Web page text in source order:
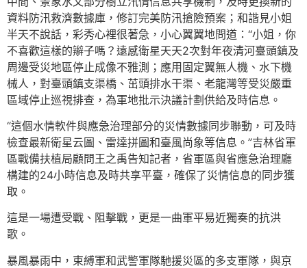
資料防汛救濟數據庫，修訂完美防汛搶險預案；和諧見小姐
半天不說話，彩秀心裡很著急，小心翼翼地問道：“小姐，你
不喜歡這樣的辮子嗎？遠感衛星天天2次對年夜清河臺頭鎮及
周邊受災地區停止成像不雅測；應用固定翼無人機、水下機
械人，對臺頭鎮支渠橋、茁頭排水干渠、老龍灣等受災嚴重
區域停止巡視排查，為軍地批示決議計劃供給及時信息。
“這個水情軟件與應急治理部分的災情數據同步聯動，可及時
檢查最新衛星云圖、雷達拼圖和臺風尚象等信息。”吉林省軍
區戰備扶植局顧問王之禹告知記者，省軍區與省應急治理廳
構建的24小時信息及時共享平臺，確保了災情信息的同步獲
取。
這是一場遭受戰、阻擊戰，更是一曲軍平易近獨奏的抗洪
歌。
暴風暴雨中，束縛軍和武警軍隊馳援災區的多支軍隊，與京